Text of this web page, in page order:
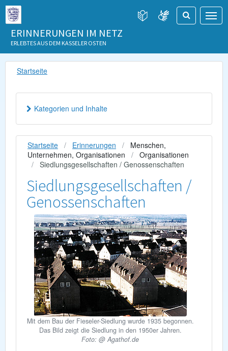
ERINNERUNGEN IM NETZ
ERLEBTES AUS DEM KASSELER OSTEN
Startseite
Startseite Erinnerungen
Menschen,
Unternehmen, Organisationen
Organisationen
Siedlungsgesellschaften / Genossenschaften
Siedlungsgesellschaften /
Genossenschaften
Mit dem Bau der Fieseler-Siedlung wurde 1935 begonnen.
Das Bild zeigt die Siedlung in den 1950er Jahren.
Foto: @ Agathof.de
Kategorien und Inhalte